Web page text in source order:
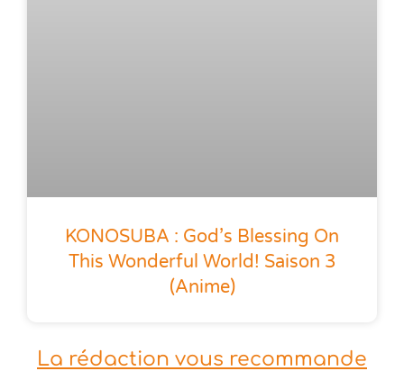
KONOSUBA : God’s Blessing On
This Wonderful World! Saison 3
(anime)
La rédaction vous recommande